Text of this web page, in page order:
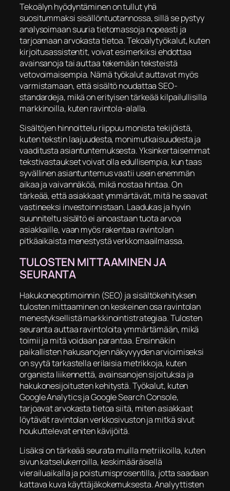
Tekoälyn hyödyntäminen on tullut yhä
suositummaksi sisällöntuotannossa, sillä se pystyy
analysoimaan suuria tietomassoja nopeasti ja
tarjoamaan arvokasta tietoa. Tekoälytyökalut, kuten
kirjoitusassistentit, voivat esimerkiksi ehdottaa
avainsanoja tai auttaa tekemään teksteistä
vetovoimaisempia. Nämä työkalut auttavat myös
varmistamaan, että sisältö noudattaa SEO-
standardeja, mikä on erityisen tärkeää kilpailullisilla
markkinoilla, kuten ravintola-alalla.
Sisältöjen hinnoittelu riippuu monista tekijöistä,
kuten tekstin laajuudesta, monimutkaisuudesta ja
vaaditusta asiantuntemuksesta. Yksinkertaisemmat
tekstivastaukset voivat olla edullisempia, kun taas
syvällinen asiantuntemus vaatii usein enemmän
aikaa ja vaivannäköä, mikä nostaa hintaa. On
tärkeää, että asiakkaat ymmärtävät, mitä he saavat
vastineeksi investoinnistaan. Laadukas ja hyvin
suunniteltu sisältö ei ainoastaan tuota arvoa
asiakkaille, vaan myös rakentaa ravintolan
pitkäaikaista menestystä verkkomaailmassa.
TULOSTEN MITTAAMINEN JA
SEURANTA
Hakukoneoptimoinnin (SEO) ja sisältökehityksen
tulosten mittaaminen on keskeinen osa ravintolan
menestyksellistä markkinointistrategiaa. Tulosten
seuranta auttaa ravintoloita ymmärtämään, mikä
toimii ja mitä voidaan parantaa. Ensinnäkin
paikallisten hakusanojen näkyvyyden arvioimiseksi
on syytä tarkastella erilaisia metrikkoja, kuten
organista liikennettä, avainsanojen sijoituksia ja
hakukonesijoitusten kehitystä. Työkalut, kuten
Google Analytics ja Google Search Console,
tarjoavat arvokasta tietoa siitä, miten asiakkaat
löytävät ravintolan verkkosivuston ja mitkä sivut
houkuttelevat eniten kävijöitä.
Lisäksi on tärkeää seurata muilla metriikoilla, kuten
sivun katselukerroilla, keskimääräisellä
vierailuaikalla ja poistumisprosentilla, jotta saadaan
kattava kuva käyttäjäkokemuksesta. Analyyttisten